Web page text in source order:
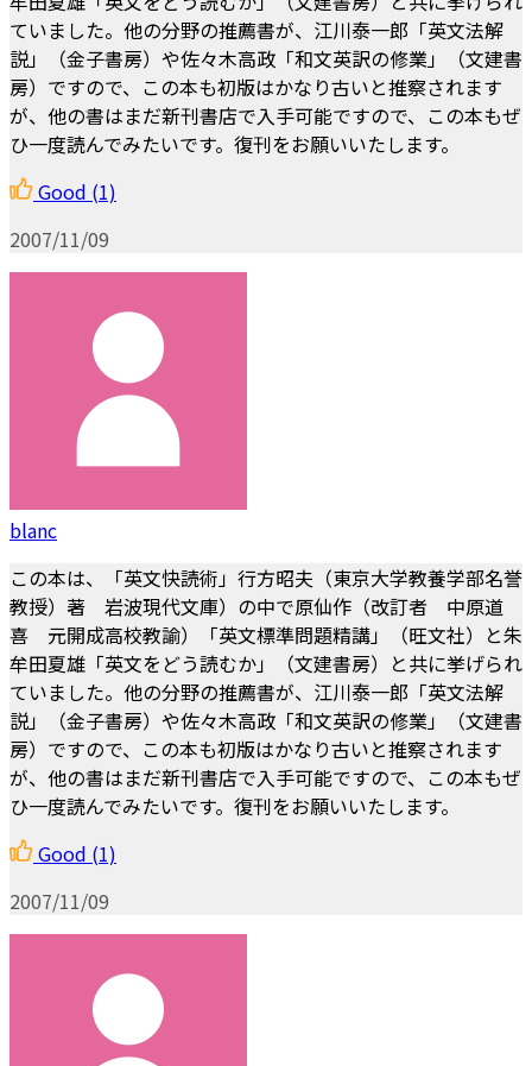
ていました。他の分野の推薦書が、江川泰一郎「英文法解
説」（金子書房）や佐々木高政「和文英訳の修業」（文建書
房）ですので、この本も初版はかなり古いと推察されます
が、他の書はまだ新刊書店で入手可能ですので、この本もぜ
ひ一度読んでみたいです。復刊をお願いいたします。
Good (1)
2007/11/09
blanc
この本は、「英文快読術」行方昭夫（東京大学教養学部名誉
教授）著 岩波現代文庫）の中で原仙作（改訂者 中原道
喜 元開成高校教諭）「英文標準問題精講」（旺文社）と朱
牟田夏雄「英文をどう読むか」（文建書房）と共に挙げられ
ていました。他の分野の推薦書が、江川泰一郎「英文法解
説」（金子書房）や佐々木高政「和文英訳の修業」（文建書
房）ですので、この本も初版はかなり古いと推察されます
が、他の書はまだ新刊書店で入手可能ですので、この本もぜ
ひ一度読んでみたいです。復刊をお願いいたします。
Good (1)
2007/11/09